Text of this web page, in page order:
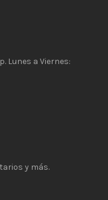
Lunes a Viernes:
y más.